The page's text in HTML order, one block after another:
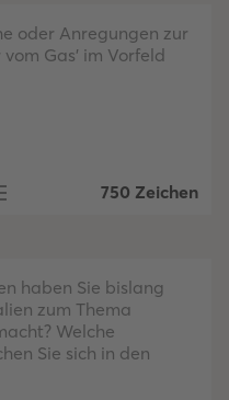
oder Anregungen zur
Gas' im Vorfeld
750 Zeichen
haben Sie bislang
zum Thema
Welche
Sie sich in den